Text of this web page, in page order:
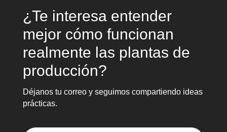
¿Te interesa entender
mejor cómo funcionan
realmente las plantas de
producción?
Déjanos tu correo y seguimos compartiendo ideas
prácticas.